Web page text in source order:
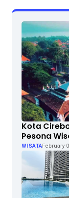
Kota
Pesona
WISATAFebruary